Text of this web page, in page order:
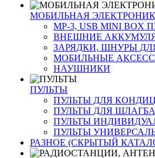
МОБИЛЬНАЯ
MP-3, USB MINI
ВНЕШНИЕ
ЗАРЯДКИ, ШНУРЫ
МОБИЛЬНЫЕ
НАУШНИКИ
ПУЛЬТЫ
ПУЛЬТЫ ДЛЯ
ПУЛЬТЫ ДЛЯ
ПУЛЬТЫ
ПУЛЬТЫ
РАЗНОЕ (СКРЫТЫЙ